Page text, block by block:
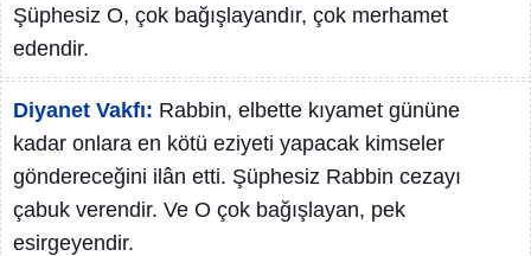
Şüphesiz O, çok bağışlayandır, çok merhamet
edendir.
Diyanet Vakfı: Rabbin, elbette kıyamet gününe
kadar onlara en kötü eziyeti yapacak kimseler
göndereceğini ilân etti. Şüphesiz Rabbin cezayı
çabuk verendir. Ve O çok bağışlayan, pek
esirgeyendir.